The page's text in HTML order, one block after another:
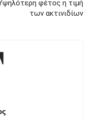
φέτος η τιμή
των ακτινιδίων